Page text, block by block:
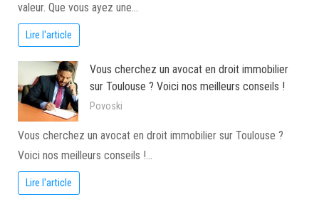
valeur. Que vous ayez une…
Lire l'article
Vous cherchez un avocat en droit immobilier
sur Toulouse ? Voici nos meilleurs conseils !
Povoski
Vous cherchez un avocat en droit immobilier sur Toulouse ?
Voici nos meilleurs conseils !…
Lire l'article